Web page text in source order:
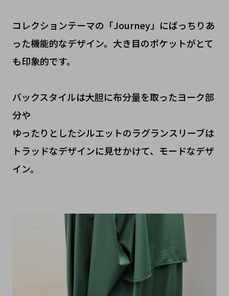
コレクションテーマの「Journey」にばっちりあ
った機能的なデザイン。大き目のポケットがとて
も印象的です。
バックスタイルは大胆に布分量を取ったヨーク部
分や
ゆったりとしたシルエットのラグランスリーブは
トラッドなデザインに見せかけて、モードなデザ
イン。